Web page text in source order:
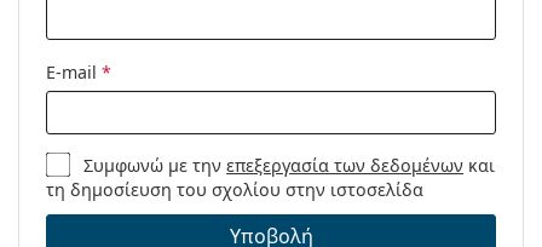
Άλλα
Τύπος:
Μάρκα:
Hugo Boss
1797/F CTL 19 53
E-mail *
Συμφωνώ με τηνεπεξεργασία των δεδομένων και
τη δημοσίευση του σχολίου στην ιστοσελίδα
Υποβολή